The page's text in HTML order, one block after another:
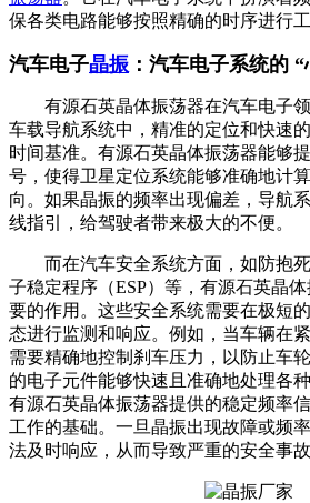
保各类电路能够按照精确的时序进行工
汽车电子晶振 ：汽车电子系统的
有源石英晶体振荡器在汽车电子领
车载导航系统中，精准的定位和快速
时间基准。有源石英晶体振荡器能够
号，使得卫星定位系统能够准确地计
向。如果晶振的频率出现偏差，导航
线指引，给驾驶者带来极大的不便。
而在汽车安全系统方面，如防抱死
子稳定程序（ESP）等，有源石英晶
要的作用。这些安全系统需要在极短
态进行监测和响应。例如，当车辆在
需要精确地控制刹车压力，以防止车
的电子元件能够快速且准确地处理各
有源石英晶体振荡器提供的稳定频率
工作的基础。一旦晶振出现故障或频
法及时响应，从而导致严重的安全事故